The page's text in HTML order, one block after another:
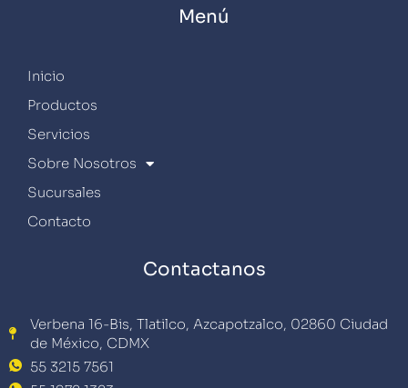
Menú
Inicio
Productos
Servicios
Sobre Nosotros
Sucursales
Contacto
Contactanos
Verbena 16-Bis, Tlatilco, Azcapotzalco, 02860 Ciudad
de México, CDMX
55 3215 7561